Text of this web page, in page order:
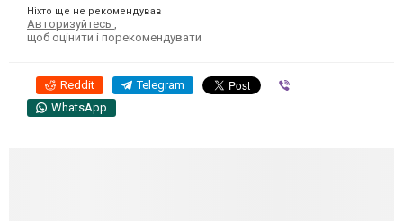
Ніхто ще не рекомендував
Авторизуйтесь ,
щоб оцінити і порекомендувати
Reddit Telegram
WhatsApp